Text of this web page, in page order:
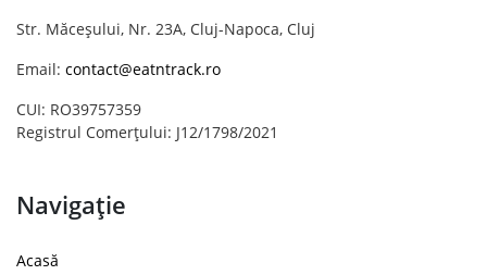
Str. Măceșului, Nr. 23A, Cluj-Napoca, Cluj
Email: contact@eatntrack.ro
CUI: RO39757359
Registrul Comerțului: J12/1798/2021
Navigație
Acasă